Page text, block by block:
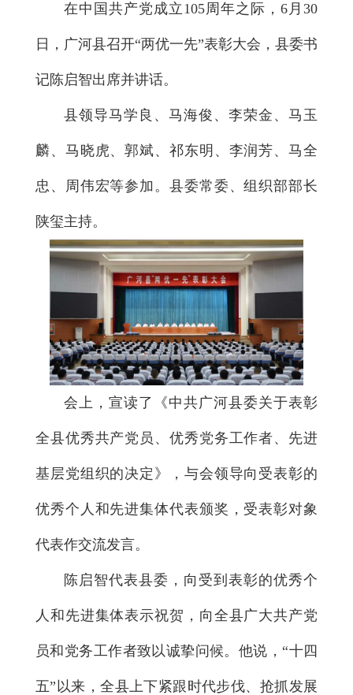
在中国共产党成立105周年之际，6月30
日，广河县召开“两优一先”表彰大会，县委书
记陈启智出席并讲话。
县领导马学良、马海俊、李荣金、马玉
麟、马晓虎、郭斌、祁东明、李润芳、马全
忠、周伟宏等参加。县委常委、组织部部长
陕玺主持。
会上，宣读了《中共广河县委关于表彰
全县优秀共产党员、优秀党务工作者、先进
基层党组织的决定》，与会领导向受表彰的
优秀个人和先进集体代表颁奖，受表彰对象
代表作交流发言。
陈启智代表县委，向受到表彰的优秀个
人和先进集体表示祝贺，向全县广大共产党
员和党务工作者致以诚挚问候。他说，“十四
五”以来，全县上下紧跟时代步伐、抢抓发展